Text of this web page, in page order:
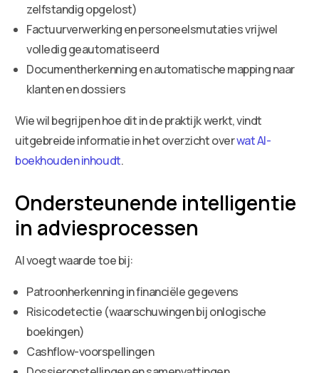
zelfstandig opgelost)
Factuurverwerking en personeelsmutaties vrijwel
volledig geautomatiseerd
Documentherkenning en automatische mapping naar
klanten en dossiers
Wie wil begrijpen hoe dit in de praktijk werkt, vindt
uitgebreide informatie in het overzicht overwat AI-
boekhouden inhoudt.
Ondersteunende intelligentie
in adviesprocessen
AI voegt waarde toe bij:
Patroonherkenning in financiële gegevens
Risicodetectie (waarschuwingen bij onlogische
boekingen)
Cashflow-voorspellingen